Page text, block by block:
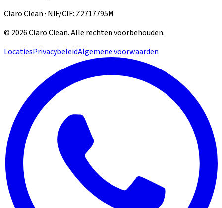
Claro Clean · NIF/CIF: Z2717795M
© 2026Claro Clean.Alle rechten voorbehouden.
LocatiesPrivacybeleidAlgemene voorwaarden